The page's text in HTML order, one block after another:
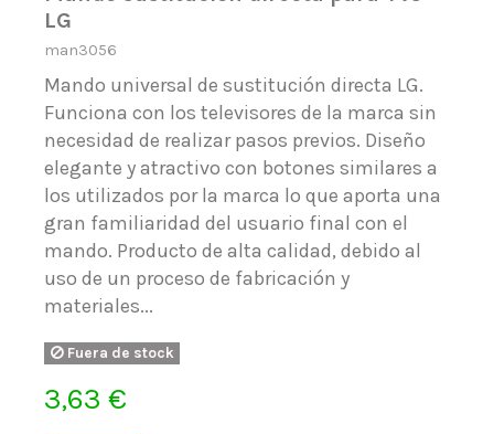
LG
man3056
Mando universal de sustitución directa LG.
Funciona con los televisores de la marca sin
necesidad de realizar pasos previos. Diseño
elegante y atractivo con botones similares a
los utilizados por la marca lo que aporta una
gran familiaridad del usuario final con el
mando. Producto de alta calidad, debido al
uso de un proceso de fabricación y
materiales...
Fuera de stock
3,63 €